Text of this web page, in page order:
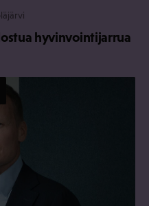
hyvinvointijarrua